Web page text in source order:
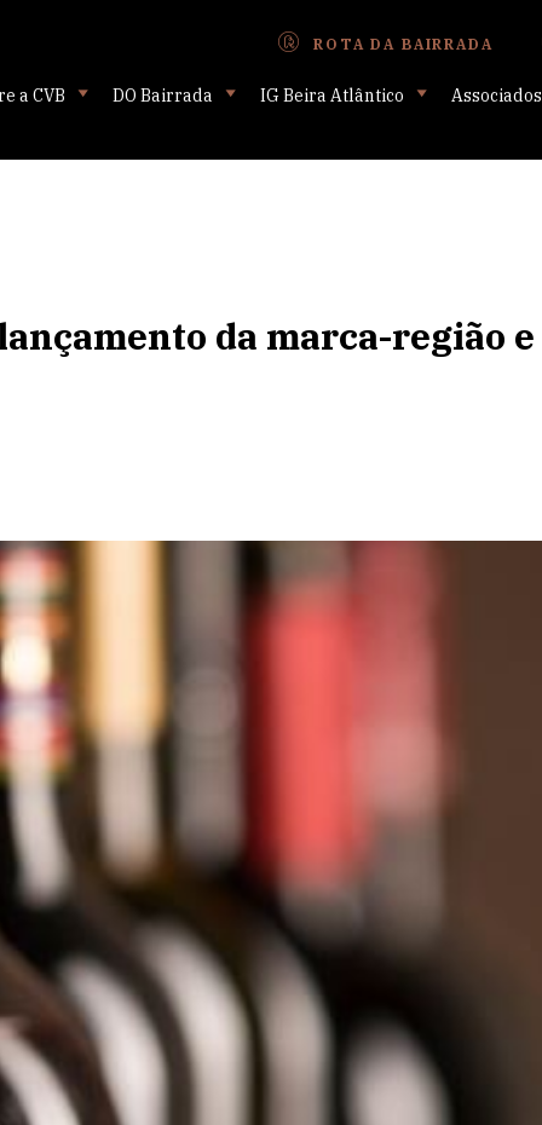
ROTA DA BAIRRADA
a CVB DO Bairrada IG Beira Atlântico Associados
da marca-região e